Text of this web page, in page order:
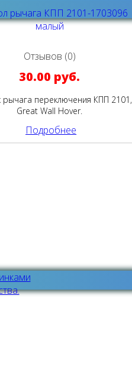
Отзывов (0)
30.00 руб.
рычага переключения КПП 2101,
Great Wall Hover.
Подробнее